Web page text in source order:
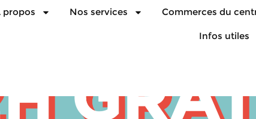
propos Nos services Commerces du
Infos utiles